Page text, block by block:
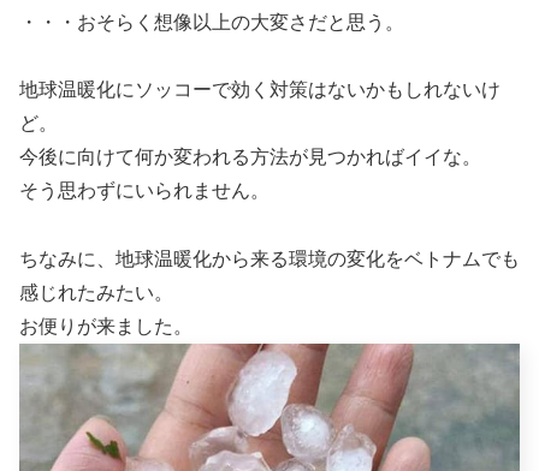
・・・おそらく想像以上の大変さだと思う。
地球温暖化にソッコーで効く対策はないかもしれないけ
ど。
今後に向けて何か変われる方法が見つかればイイな。
そう思わずにいられません。
ちなみに、地球温暖化から来る環境の変化をベトナムでも
感じれたみたい。
お便りが来ました。